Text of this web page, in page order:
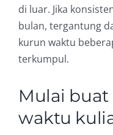
di luar. Jika
bulan, tergantung
kurun waktu
terkumpul.
Mulai
waktu